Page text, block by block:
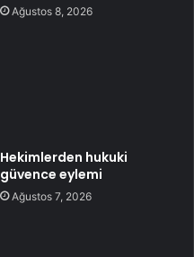
Ağustos 8, 2026
Hekimlerden hukuki
güvence eylemi
Ağustos 7, 2026